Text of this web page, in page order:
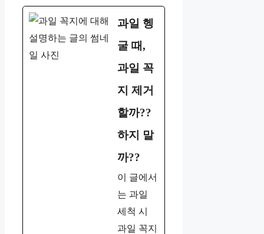
과일 헹
굴 때,
과일 꼭
지 제거
할까??
하지 말
까??
이 글에서
는 과일
세척 시
과일 꼭지